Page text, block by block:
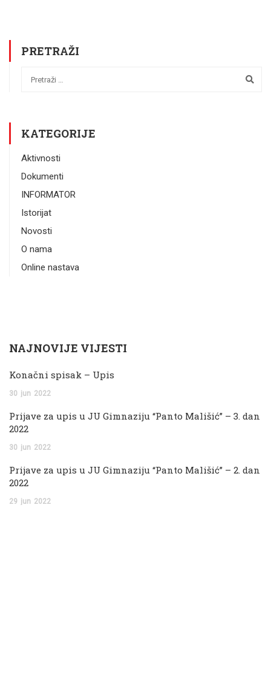
PRETRAŽI
KATEGORIJE
Aktivnosti
Dokumenti
INFORMATOR
Istorijat
Novosti
O nama
Online nastava
NAJNOVIJE VIJESTI
Konačni spisak – Upis
30 jun 2022
Prijave za upis u JU Gimnaziju “Panto Mališić” – 3. dan
2022
30 jun 2022
Prijave za upis u JU Gimnaziju “Panto Mališić” – 2. dan
2022
29 jun 2022